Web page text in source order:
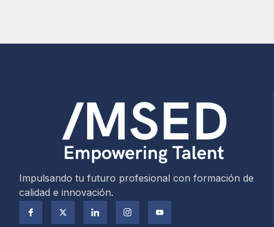
Impulsando tu futuro profesional con formación de
calidad e innovación.